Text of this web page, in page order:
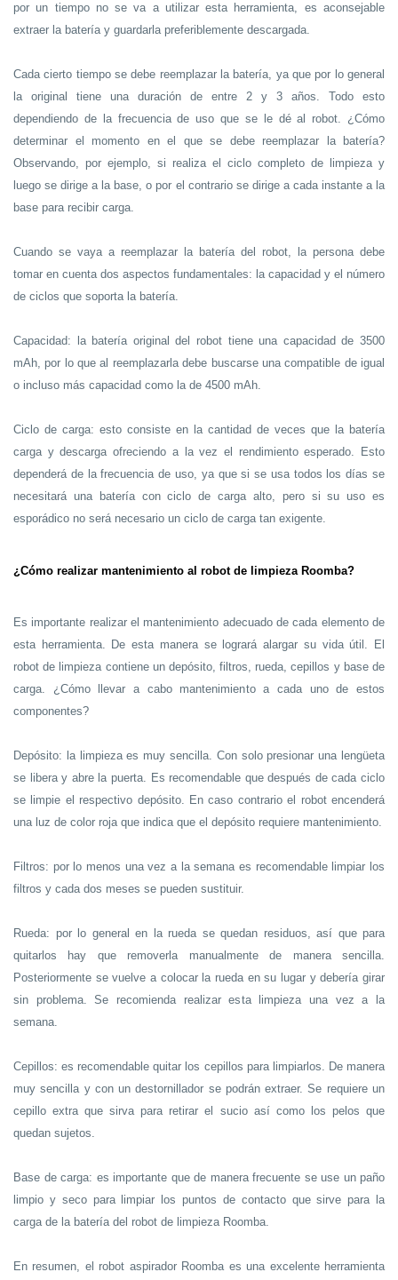
por un tiempo no se va a utilizar esta herramienta, es aconsejable
extraer la batería y guardarla preferiblemente descargada.
Cada cierto tiempo se debe reemplazar la batería, ya que por lo general
la original tiene una duración de entre 2 y 3 años. Todo esto
dependiendo de la frecuencia de uso que se le dé al robot. ¿Cómo
determinar el momento en el que se debe reemplazar la batería?
Observando, por ejemplo, si realiza el ciclo completo de limpieza y
luego se dirige a la base, o por el contrario se dirige a cada instante a la
base para recibir carga.
Cuando se vaya a reemplazar la batería del robot, la persona debe
tomar en cuenta dos aspectos fundamentales: la capacidad y el número
de ciclos que soporta la batería.
Capacidad: la batería original del robot tiene una capacidad de 3500
mAh, por lo que al reemplazarla debe buscarse una compatible de igual
o incluso más capacidad como la de 4500 mAh.
Ciclo de carga: esto consiste en la cantidad de veces que la batería
carga y descarga ofreciendo a la vez el rendimiento esperado. Esto
dependerá de la frecuencia de uso, ya que si se usa todos los días se
necesitará una batería con ciclo de carga alto, pero si su uso es
esporádico no será necesario un ciclo de carga tan exigente.
¿Cómo realizar mantenimiento al robot de limpieza Roomba?
Es importante realizar el mantenimiento adecuado de cada elemento de
esta herramienta. De esta manera se logrará alargar su vida útil. El
robot de limpieza contiene un depósito, filtros, rueda, cepillos y base de
carga. ¿Cómo llevar a cabo mantenimiento a cada uno de estos
componentes?
Depósito: la limpieza es muy sencilla. Con solo presionar una lengüeta
se libera y abre la puerta. Es recomendable que después de cada ciclo
se limpie el respectivo depósito. En caso contrario el robot encenderá
una luz de color roja que indica que el depósito requiere mantenimiento.
Filtros: por lo menos una vez a la semana es recomendable limpiar los
filtros y cada dos meses se pueden sustituir.
Rueda: por lo general en la rueda se quedan residuos, así que para
quitarlos hay que removerla manualmente de manera sencilla.
Posteriormente se vuelve a colocar la rueda en su lugar y debería girar
sin problema. Se recomienda realizar esta limpieza una vez a la
semana.
Cepillos: es recomendable quitar los cepillos para limpiarlos. De manera
muy sencilla y con un destornillador se podrán extraer. Se requiere un
cepillo extra que sirva para retirar el sucio así como los pelos que
quedan sujetos.
Base de carga: es importante que de manera frecuente se use un paño
limpio y seco para limpiar los puntos de contacto que sirve para la
carga de la batería del robot de limpieza Roomba.
En resumen, el robot aspirador Roomba es una excelente herramienta